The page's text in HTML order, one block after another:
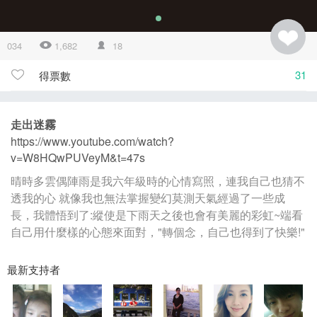
034 1,682 18
得票數 31
走出迷霧
https://www.youtube.com/watch?
v=W8HQwPUVeyM&t=47s
晴時多雲偶陣雨是我六年級時的心情寫照，連我自己也猜不
透我的心 就像我也無法掌握變幻莫測天氣經過了一些成
長，我體悟到了:縱使是下雨天之後也會有美麗的彩虹~端看
自己用什麼樣的心態來面對，"轉個念，自己也得到了快樂!"
最新支持者